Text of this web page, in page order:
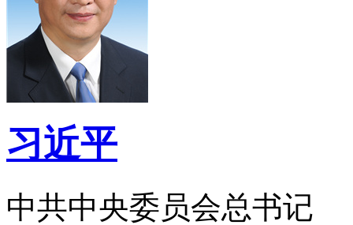
习近平
中共中央委员会总书记